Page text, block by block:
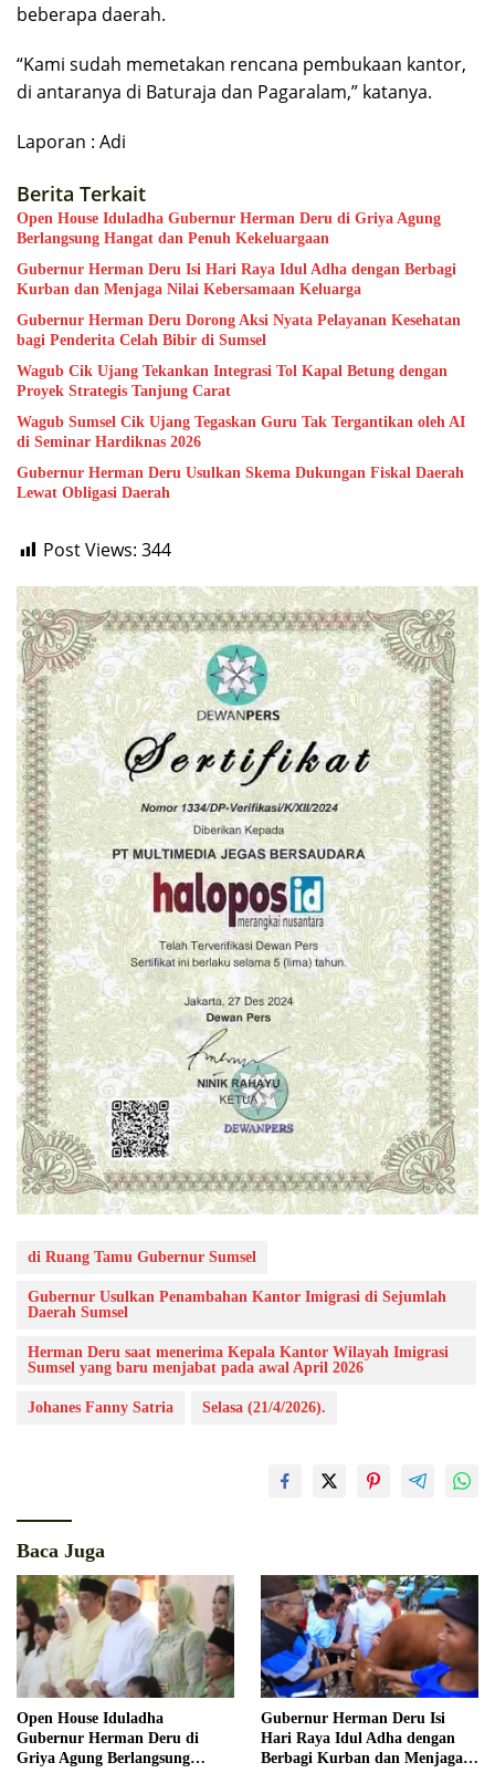
beberapa daerah.
“Kami sudah memetakan rencana pembukaan kantor,
di antaranya di Baturaja dan Pagaralam,” katanya.
Laporan : Adi
Berita Terkait
Open House Iduladha Gubernur Herman Deru di Griya Agung
Berlangsung Hangat dan Penuh Kekeluargaan
Gubernur Herman Deru Isi Hari Raya Idul Adha dengan Berbagi
Kurban dan Menjaga Nilai Kebersamaan Keluarga
Gubernur Herman Deru Dorong Aksi Nyata Pelayanan Kesehatan
bagi Penderita Celah Bibir di Sumsel
Wagub Cik Ujang Tekankan Integrasi Tol Kapal Betung dengan
Proyek Strategis Tanjung Carat
Wagub Sumsel Cik Ujang Tegaskan Guru Tak Tergantikan oleh AI
di Seminar Hardiknas 2026
Gubernur Herman Deru Usulkan Skema Dukungan Fiskal Daerah
Lewat Obligasi Daerah
Post Views: 344
di Ruang Tamu Gubernur Sumsel
Gubernur Usulkan Penambahan Kantor Imigrasi di Sejumlah
Daerah Sumsel
Herman Deru saat menerima Kepala Kantor Wilayah Imigrasi
Sumsel yang baru menjabat pada awal April 2026
Johanes Fanny Satria Selasa (21/4/2026).
Baca Juga
Open House Iduladha
Gubernur Herman Deru di
Griya Agung Berlangsung
Gubernur Herman Deru Isi
Hari Raya Idul Adha dengan
Berbagi Kurban dan Menjaga